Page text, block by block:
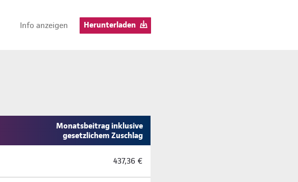
Info anzeigen Herunterladen
Monatsbeitrag inklusive
gesetzlichem Zuschlag
437,36 €